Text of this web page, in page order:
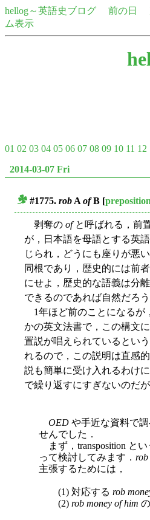
hellog～英語史ブログ 前の日
ム表示
01 02 03 04 05 06 07 08 09 10 11 12
2014-03-07 Fri
#1775. rob A ofB [preposition
剥奪の ofと呼ばれる，前
が，日本語を母語とする英
じられ，どうにも座りが悪
同根であり，歴史的には前
にせよ，歴史的な語義は分
できるのであれば自然だろ
1年ほど前のことになるが，
かの英文法書で，この構文
置説が唱えられているとい
れるので，この説明は直感
説も簡単に受け入れるわけ
で繰り返すにすぎないのだ
OED や手近な資料で
せんでした．
まず，transposition と
って検討してみます． rob
主張するためには，
(1) 対応する rob
(2) rob money of him